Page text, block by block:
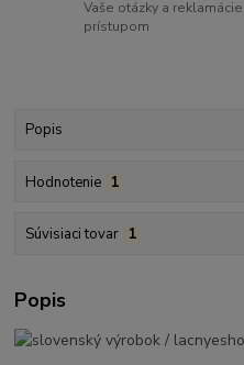
Vaše otázky a
prístupom
Popis
Hodnotenie 1
Súvisiaci tovar 1
Popis